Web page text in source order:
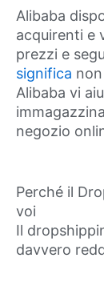
Alibaba
acquirenti e
prezzi e
significa
Alibaba vi
negozio
Perché il
voi
Il
davvero